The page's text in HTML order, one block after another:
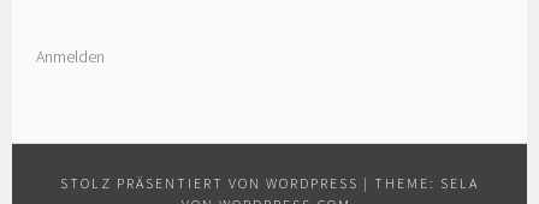
Anmelden
STOLZ PRÄSENTIERT VON WORDPRESS | THEME: SELA